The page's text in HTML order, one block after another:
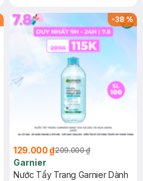
-38%
129.000 ₫209.000 ₫
Garnier
Nước Tẩy Trang Garnier Dành